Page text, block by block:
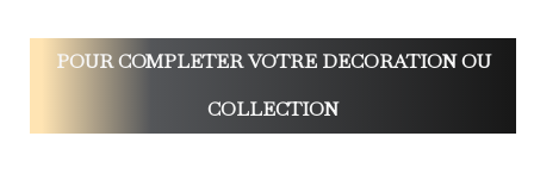
POUR COMPLETER VOTRE DECORATION OU
COLLECTION